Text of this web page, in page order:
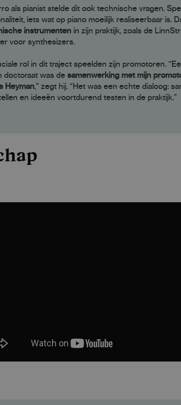
als pianist stelde dit ook technische vragen.
iets wat op piano moeilijk realiseerbaar is.
instrumenten in zijn praktijk, zoals de
voor synthesizers.
rol in dit traject speelden zijn promotoren.
doctoraat was de samenwerking met mijn
Heyman,” zegt hij. “Het was een echte dialoog:
en ideeën voortdurend testen in de praktijk.”